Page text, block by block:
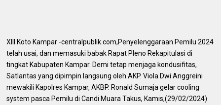
XIII Koto Kampar -centralpublik.com,Penyelenggaraan Pemilu 2024
telah usai, dan memasuki babak Rapat Pleno Rekapitulasi di
tingkat Kabupaten Kampar. Demi tetap menjaga kondusifitas,
Satlantas yang dipimpin langsung oleh AKP. Viola Dwi Anggreini
mewakili Kapolres Kampar, AKBP. Ronald Sumaja gelar cooling
system pasca Pemilu di Candi Muara Takus, Kamis,(29/02/2024)